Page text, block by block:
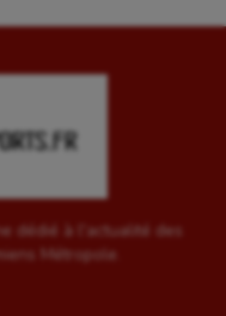
dédié à l'actualité des
Métropole.